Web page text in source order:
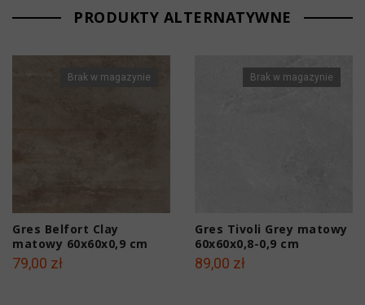
PRODUKTY ALTERNATYWNE
Brak w magazynie
Gres Belfort Clay
matowy 60x60x0,9 cm
79,00 zł
Brak w magazynie
Gres Tivoli Grey matowy
60x60x0,8-0,9 cm
89,00 zł